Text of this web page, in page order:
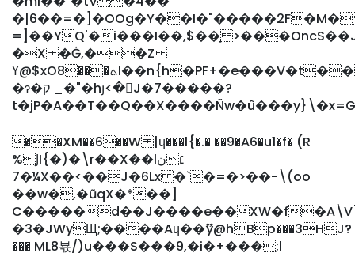
=]��YQ'�i���I��,$��̞
�X �Ġ,��Z
Ү@$xO8���ܬI��n{h�PF+�e���V�t��=�C����:
�ɂ�ק _�"�hյ<�J�7�����?
��XM��6��W |ɥ���l{�.� ��9�A6�u1�f� (R
%ͿI{�)�\r��X��lن׆
7�¼X��<��J�6Lx �`�=�>��-\(oo
��w�,�ũqX�*��]
C�����d��J����e��XW�f
�3�JWyЩ;����Aɥ��ޫy@hBp���3HJ?
��� ML8뵧/)u���S���9,�i�+���;l